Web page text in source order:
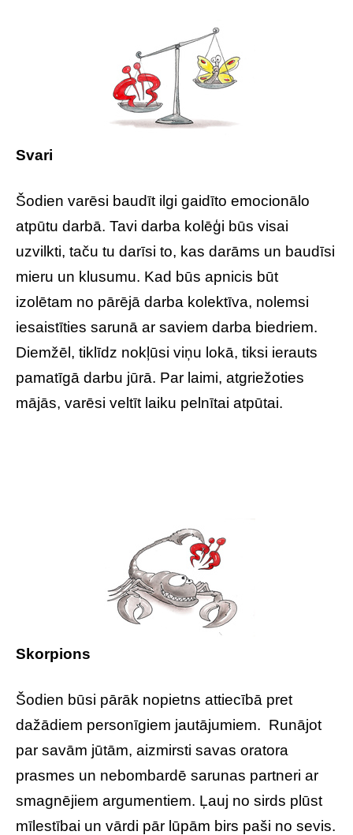
Svari
Šodien varēsi baudīt ilgi gaidīto emocionālo
atpūtu darbā. Tavi darba kolēģi būs visai
uzvilkti, taču tu darīsi to, kas darāms un baudīsi
mieru un klusumu. Kad būs apnicis būt
izolētam no pārējā darba kolektīva, nolemsi
iesaistīties sarunā ar saviem darba biedriem.
Diemžēl, tiklīdz nokļūsi viņu lokā, tiksi ierauts
pamatīgā darbu jūrā. Par laimi, atgriežoties
mājās, varēsi veltīt laiku pelnītai atpūtai.
Skorpions
Šodien būsi pārāk nopietns attiecībā pret
dažādiem personīgiem jautājumiem. Runājot
par savām jūtām, aizmirsti savas oratora
prasmes un nebombardē sarunas partneri ar
smagnējiem argumentiem. Ļauj no sirds plūst
mīlestībai un vārdi pār lūpām birs paši no sevis.